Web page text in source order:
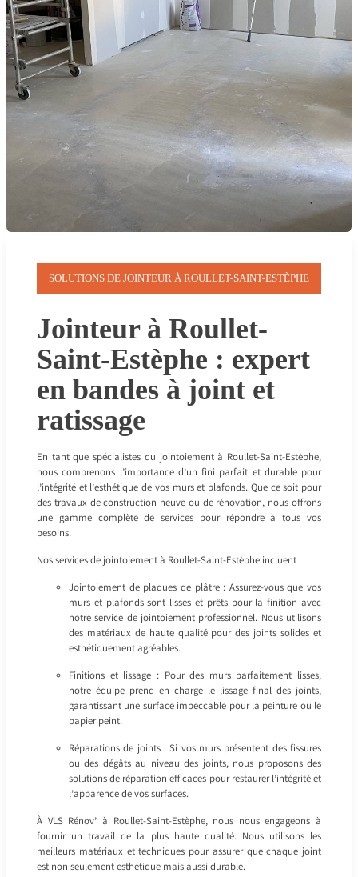
SOLUTIONS DE JOINTEUR À ROULLET-SAINT-ESTÈPHE
Jointeur à Roullet-
Saint-Estèphe : expert
en bandes à joint et
ratissage
En tant que spécialistes du jointoiement à Roullet-Saint-Estèphe,
nous comprenons l’importance d’un fini parfait et durable pour
l’intégrité et l’esthétique de vos murs et plafonds. Que ce soit pour
des travaux de construction neuve ou de rénovation, nous offrons
une gamme complète de services pour répondre à tous vos
besoins.
Nos services de jointoiement à Roullet-Saint-Estèphe incluent :
Jointoiement de plaques de plâtre : Assurez-vous que vos
murs et plafonds sont lisses et prêts pour la finition avec
notre service de jointoiement professionnel. Nous utilisons
des matériaux de haute qualité pour des joints solides et
esthétiquement agréables.
Finitions et lissage : Pour des murs parfaitement lisses,
notre équipe prend en charge le lissage final des joints,
garantissant une surface impeccable pour la peinture ou le
papier peint.
Réparations de joints : Si vos murs présentent des fissures
ou des dégâts au niveau des joints, nous proposons des
solutions de réparation efficaces pour restaurer l’intégrité et
l’apparence de vos surfaces.
À VLS Rénov’ à Roullet-Saint-Estèphe, nous nous engageons à
fournir un travail de la plus haute qualité. Nous utilisons les
meilleurs matériaux et techniques pour assurer que chaque joint
est non seulement esthétique mais aussi durable.